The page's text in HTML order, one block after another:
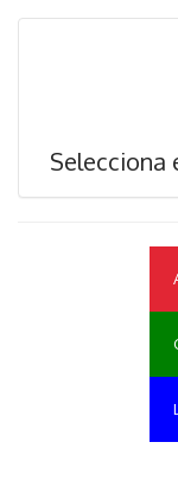
Selecciona